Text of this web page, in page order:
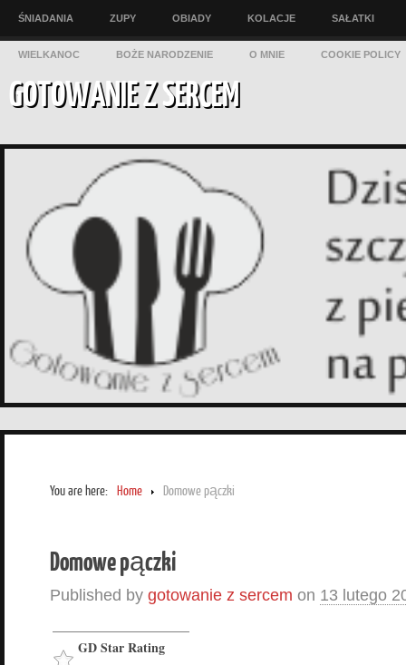
ŚNIADANIA ZUPY OBIADY KOLACJE SAŁATKI
WIELKANOC BOŻE NARODZENIE O MNIE COOKIE POLICY
GOTOWANIE Z SERCEM
You are here: Home Domowe pączki
Domowe pączki
Published by gotowanie z sercem on 13 lutego
GD Star Rating